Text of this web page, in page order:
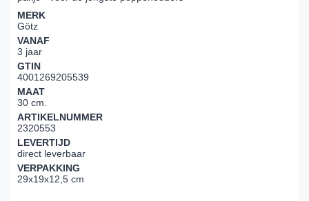
MERK
Götz
VANAF
3 jaar
GTIN
4001269205539
MAAT
30 cm.
ARTIKELNUMMER
2320553
LEVERTIJD
direct leverbaar
VERPAKKING
29x19x12,5 cm